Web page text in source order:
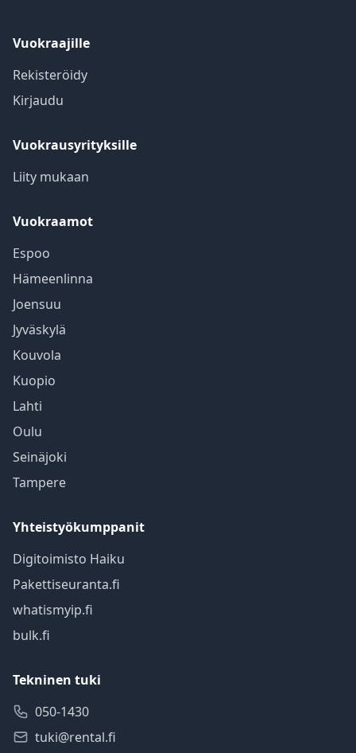
Vuokraajille
Rekisteröidy
Kirjaudu
Vuokrausyrityksille
Liity mukaan
Vuokraamot
Espoo
Hämeenlinna
Joensuu
Jyväskylä
Kouvola
Kuopio
Lahti
Oulu
Seinäjoki
Tampere
Yhteistyökumppanit
Digitoimisto Haiku
Pakettiseuranta.fi
whatismyip.fi
bulk.fi
Tekninen tuki
050-1430
tuki@rental.fi